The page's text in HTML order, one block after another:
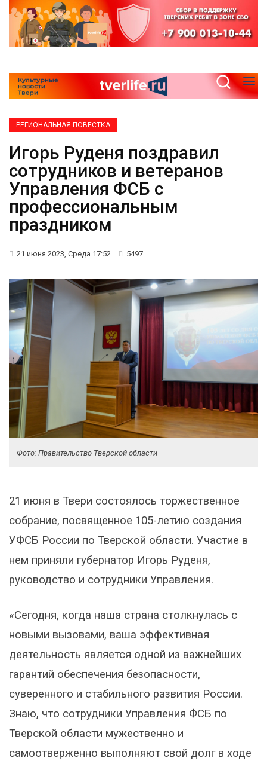
РЕГИОНАЛЬНАЯ ПОВЕСТКА
Игорь Руденя поздравил
сотрудников и ветеранов
Управления ФСБ с
профессиональным
праздником
21 июня 2023, Среда 17:52 5497
Фото: Правительство Тверской области
21 июня в Твери состоялось торжественное
собрание, посвященное 105-летию создания
УФСБ России по Тверской области. Участие в
нем приняли губернатор Игорь Руденя,
руководство и сотрудники Управления.
«Сегодня, когда наша страна столкнулась с
новыми вызовами, ваша эффективная
деятельность является одной из важнейших
гарантий обеспечения безопасности,
суверенного и стабильного развития России.
Знаю, что сотрудники Управления ФСБ по
Тверской области мужественно и
самоотверженно выполняют свой долг в ходе